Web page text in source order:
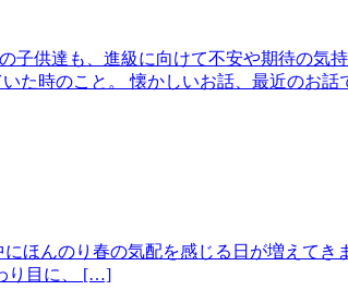
供達も、進級に向けて不安や期待の気
た時のこと。 懐かしいお話、最近のお
ほんのり春の気配を感じる日が増えて
り目に、 […]